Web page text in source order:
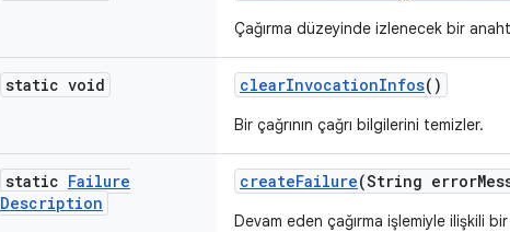
Çağırma düzeyinde izlenecek bir
static void clearInvocationInfos()
Bir çağrının çağrı bilgilerini temizler.
static Failure
Description
createFailure(String error
Devam eden çağırma işlemiyle ilişkili